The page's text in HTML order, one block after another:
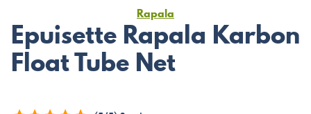
Rapala
Epuisette Rapala Karbon
Float Tube Net